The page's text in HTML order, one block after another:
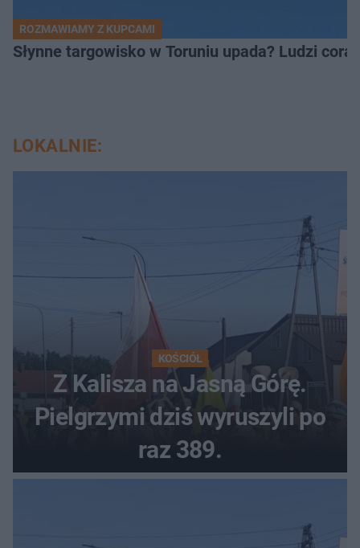
ROZMAWIAMY Z KUPCAMI
Słynne targowisko w Toruniu upada? Ludzi
LOKALNIE:
KOŚCIÓŁ
Z Kalisza na Jasną Górę.
Pielgrzymi dziś wyruszyli po
raz 389.